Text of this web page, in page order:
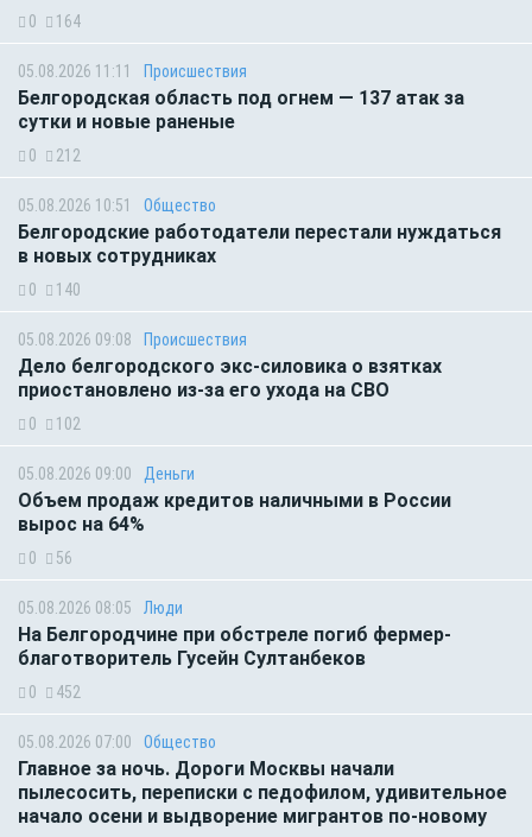
0 164
05.08.2026 11:11 Происшествия
Белгородская область под огнем — 137 атак за
сутки и новые раненые
0 212
05.08.2026 10:51 Общество
Белгородские работодатели перестали нуждаться
в новых сотрудниках
0 140
05.08.2026 09:08 Происшествия
Дело белгородского экс-силовика о взятках
приостановлено из-за его ухода на СВО
0 102
05.08.2026 09:00 Деньги
Объем продаж кредитов наличными в России
вырос на 64%
0 56
05.08.2026 08:05 Люди
На Белгородчине при обстреле погиб фермер-
благотворитель Гусейн Султанбеков
0 452
05.08.2026 07:00 Общество
Главное за ночь. Дороги Москвы начали
пылесосить, переписки с педофилом, удивительное
начало осени и выдворение мигрантов по-новому